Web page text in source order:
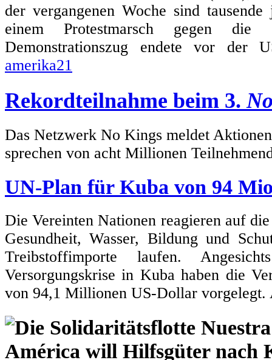
der vergangenen Woche sind
einem Protestmarsch gegen
Demonstrationszug endete vor der
amerika21
Rekordteilnahme beim 3.
Das Netzwerk No Kings meldet
sprechen von acht Millionen
UN-Plan für Kuba von 94
Die Vereinten Nationen reagieren auf
Gesundheit, Wasser, Bildung und
Treibstoffimporte laufen.
Versorgungskrise in Kuba haben die
von 94,1 Millionen US-Dollar vorgelegt.